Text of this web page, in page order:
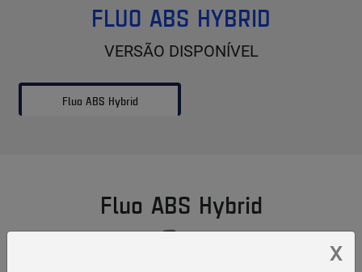
FLUO ABS HYBRID
VERSÃO DISPONÍVEL
Fluo ABS Hybrid
Fluo ABS Hybrid
X